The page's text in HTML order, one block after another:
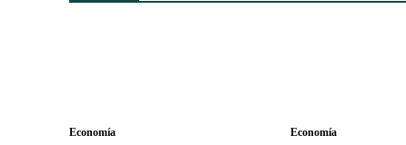
Economía Economía